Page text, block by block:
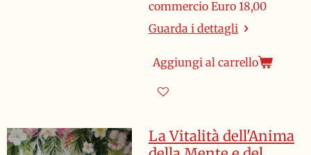
commercio Euro 18,00
Guarda i dettagli
Aggiungi al carrello
La Vitalità dell'Anima